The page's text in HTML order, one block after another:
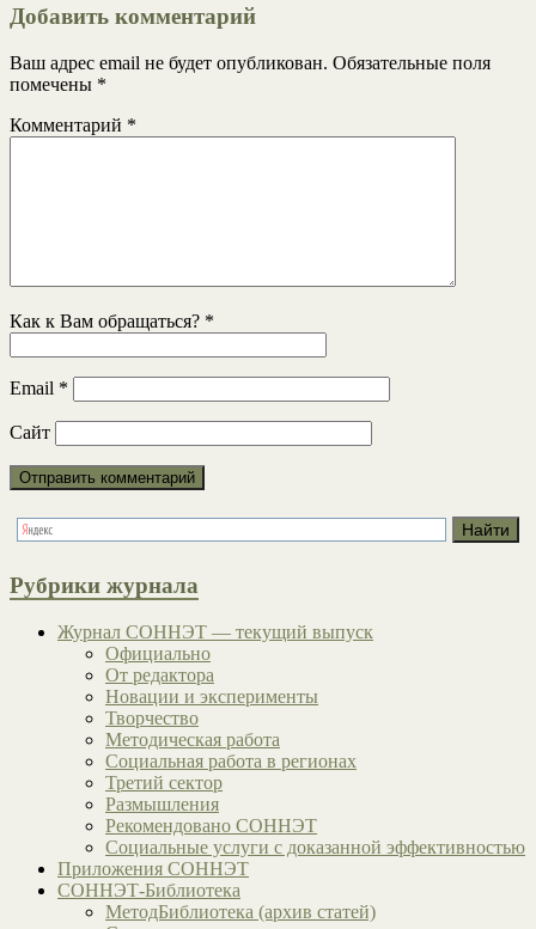
Добавить комментарий
Ваш адрес email не будет опубликован. Обязательные поля
помечены *
Комментарий *
Как к Вам обращаться? *
Email *
Сайт
Рубрики журнала
Журнал СОННЭТ — текущий выпуск
Официально
От редактора
Новации и эксперименты
Творчество
Методическая работа
Социальная работа в регионах
Третий сектор
Размышления
Рекомендовано СОННЭТ
Социальные услуги с доказанной эффективностью
Приложения СОННЭТ
СОННЭТ-Библиотека
МетодБиблиотека (архив статей)